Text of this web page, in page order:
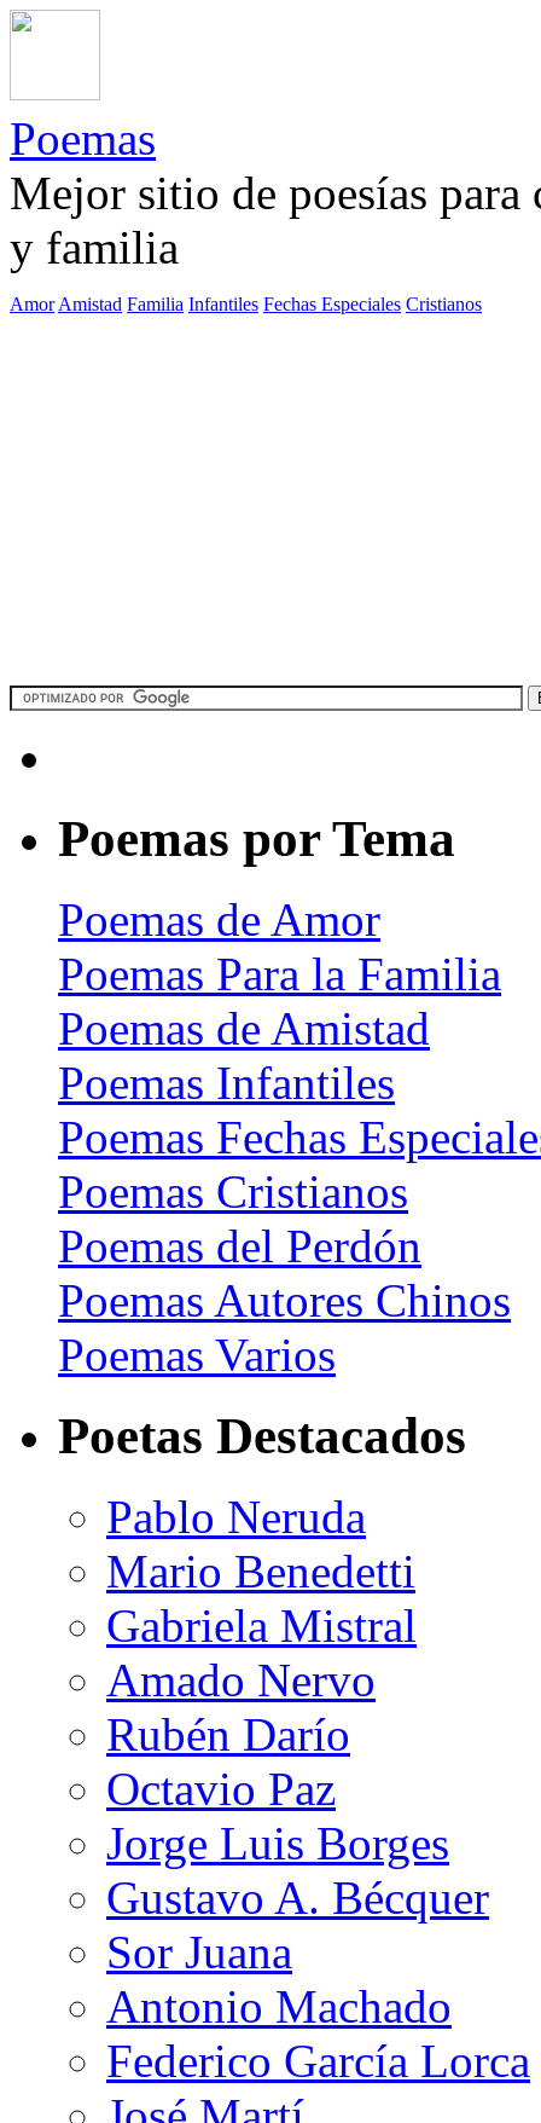
Poemas
Mejor sitio de poesías
y familia
Amor Amistad Familia Infantiles Fechas Especiales Cristianos
Poemas por Tema
Poemas de Amor
Poemas Para la Familia
Poemas de Amistad
Poemas Infantiles
Poemas Fechas
Poemas Cristianos
Poemas del Perdón
Poemas Autores Chinos
Poemas Varios
Poetas Destacados
Pablo Neruda
Mario Benedetti
Gabriela Mistral
Amado Nervo
Rubén Darío
Octavio Paz
Jorge Luis Borges
Gustavo A. Bécquer
Sor Juana
Antonio Machado
Federico García Lorca